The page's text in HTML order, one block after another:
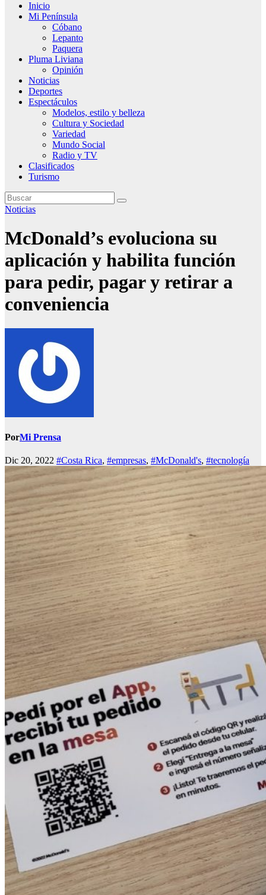
Inicio
Mi Península
Cóbano
Lepanto
Paquera
Pluma Liviana
Opinión
Noticias
Deportes
Espectáculos
Modelos, estilo y belleza
Cultura y Sociedad
Variedad
Mundo Social
Radio y TV
Clasificados
Turismo
Noticias
McDonald’s evoluciona su
aplicación y habilita función
para pedir, pagar y retirar a
conveniencia
PorMi Prensa
Dic 20, 2022 #Costa Rica, #empresas, #McDonald's, #tecnología